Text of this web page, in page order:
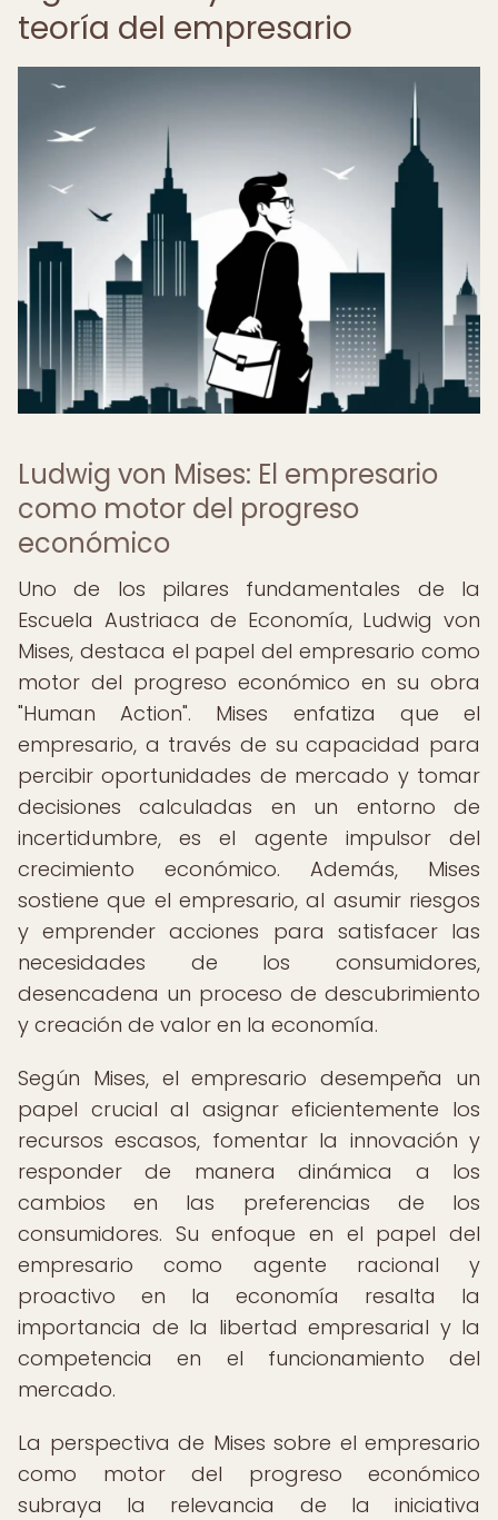
teoría del empresario
Ludwig von Mises: El empresario
como motor del progreso
económico
Uno de los pilares fundamentales de la
Escuela Austriaca de Economía, Ludwig von
Mises, destaca el papel del empresario como
motor del progreso económico en su obra
"Human Action". Mises enfatiza que el
empresario, a través de su capacidad para
percibir oportunidades de mercado y tomar
decisiones calculadas en un entorno de
incertidumbre, es el agente impulsor del
crecimiento económico. Además, Mises
sostiene que el empresario, al asumir riesgos
y emprender acciones para satisfacer las
necesidades de los consumidores,
desencadena un proceso de descubrimiento
y creación de valor en la economía.
Según Mises, el empresario desempeña un
papel crucial al asignar eficientemente los
recursos escasos, fomentar la innovación y
responder de manera dinámica a los
cambios en las preferencias de los
consumidores. Su enfoque en el papel del
empresario como agente racional y
proactivo en la economía resalta la
importancia de la libertad empresarial y la
competencia en el funcionamiento del
mercado.
La perspectiva de Mises sobre el empresario
como motor del progreso económico
subraya la relevancia de la iniciativa